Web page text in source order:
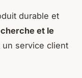
durable et
et le
un service client